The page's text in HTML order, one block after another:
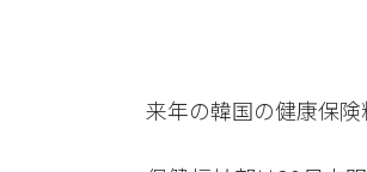
来年の韓国の健康保